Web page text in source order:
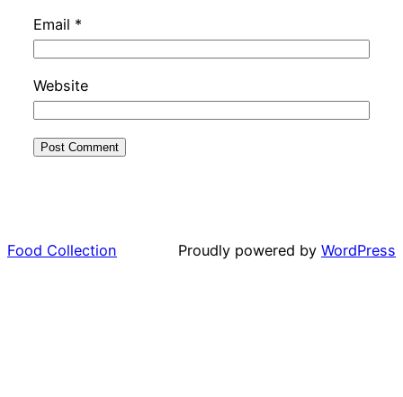
Email *
Website
Food Collection Proudly powered by WordPress